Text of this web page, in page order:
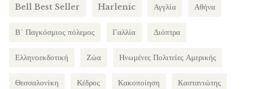
Bell Best Seller Harlenic Αγγλία Αθήνα
Β΄ Παγκόσμιος πόλεμος Γαλλία Διόπτρα
Ελληνοεκδοτική Ζώα Ηνωμένες Πολιτείες Αμερικής
Θεσσαλονίκη Κέδρος Κακοποίηση Καστανιώτης